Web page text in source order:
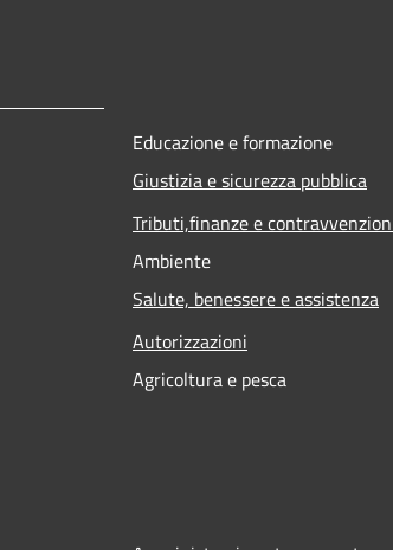
Educazione e formazione
Giustizia e sicurezza pubblica
Tributi,finanze e
Ambiente
Salute, benessere e assistenza
Autorizzazioni
Agricoltura e pesca